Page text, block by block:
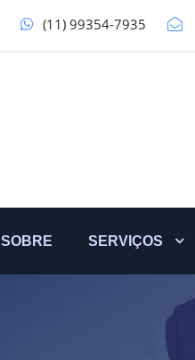
(11) 99354-7935
SOBRE SERVIÇOS